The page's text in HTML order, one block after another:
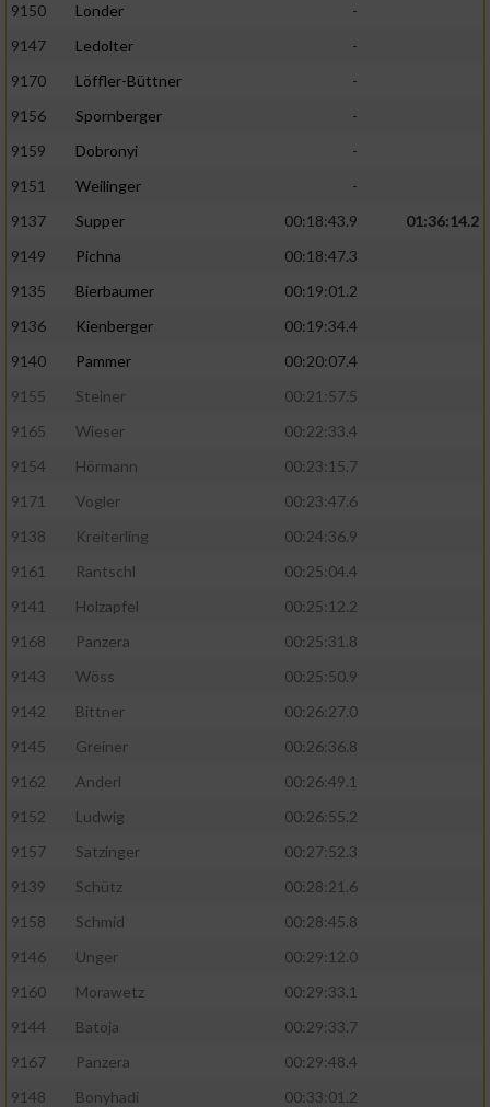
9150
Londer
-
9147
Ledolter
-
9170
Löffler-Büttner
-
9156
Spornberger
-
9159
Dobronyi
-
9151
Weilinger
-
9137
Supper 00:18:43.9
01:36:14.2
9149
Pichna
00:18:47.3
9135
Bierbaumer
00:19:01.2
9136
Kienberger
00:19:34.4
9140
Pammer
00:20:07.4
9155
Steiner
00:21:57.5
9165
Wieser
00:22:33.4
9154
Hörmann
00:23:15.7
9171
Vogler
00:23:47.6
9138
Kreiterling
00:24:36.9
9161
Rantschl
00:25:04.4
9141
Holzapfel
00:25:12.2
9168
Panzera
00:25:31.8
9143
Wöss
00:25:50.9
9142
Bittner
00:26:27.0
9145
Greiner
00:26:36.8
9162
Anderl
00:26:49.1
9152
Ludwig
00:26:55.2
9157
Satzinger
00:27:52.3
9139
Schütz
00:28:21.6
9158
Schmid
00:28:45.8
9146
Unger
00:29:12.0
9160
Morawetz
00:29:33.1
9144
Batoja
00:29:33.7
9167
Panzera
00:29:48.4
9148
Bonyhadi 00:33:01.2